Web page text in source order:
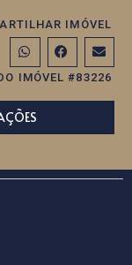
IMÓVEL
IMÓVEL #83226